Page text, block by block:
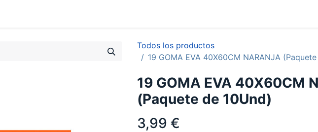
Todos los productos
19 GOMA EVA 40X60CM NARANJA
19 GOMA EVA 40X60CM
(Paquete de 10Und)
3,99 €